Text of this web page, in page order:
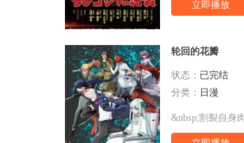
立即播放
轮回的花瓣
状态： 已完结
分类： 日漫